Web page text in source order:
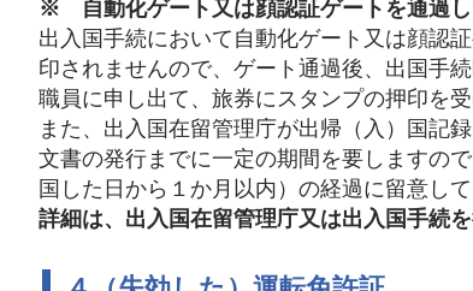
※ 自動化ゲート又は顔認証ゲートを通過し
出入国手続において自動化ゲート又は顔認
印されませんので、ゲート通過後、出国手
職員に申し出て、旅券にスタンプの押印を受
また、出入国在留管理庁が出帰（入）国記
文書の発行までに一定の期間を要しますの
国した日から１か月以内）の経過に留意して
詳細は、出入国在留管理庁又は出入国手続